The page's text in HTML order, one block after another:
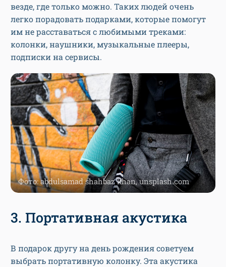
везде, где только можно. Таких людей очень
легко порадовать подарками, которые помогут
им не расставаться с любимыми треками:
колонки, наушники, музыкальные плееры,
подписки на сервисы.
Фото: abdulsamad shahbaz khan, unsplash.com
3. Портативная акустика
В подарок другу на день рождения советуем
выбрать портативную колонку. Эта акустика